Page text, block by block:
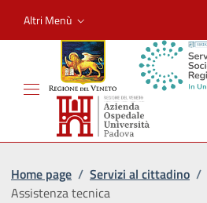
Altri Menù
Home page / Servizi al cittadino /
Assistenza tecnica